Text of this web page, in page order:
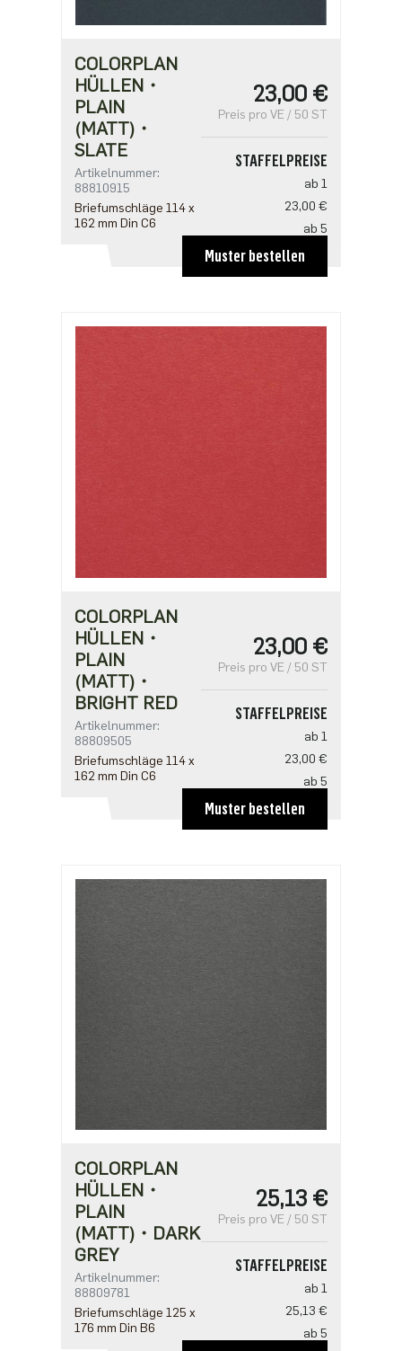
COLORPLAN
HÜLLEN・
PLAIN
(MATT)・
SLATE
Artikelnummer:
88810915
Briefumschläge 114 x
162 mm Din C6
23,00 €
Preis pro VE / 50 ST
STAFFELPREISE
ab 1
23,00 €
ab 5
18,40 €
Muster bestellen
COLORPLAN
HÜLLEN・
PLAIN
(MATT)・
BRIGHT RED
Artikelnummer:
88809505
Briefumschläge 114 x
162 mm Din C6
23,00 €
Preis pro VE / 50 ST
STAFFELPREISE
ab 1
23,00 €
ab 5
18,40 €
Muster bestellen
COLORPLAN
HÜLLEN・
PLAIN
(MATT)・DARK
GREY
Artikelnummer:
88809781
Briefumschläge 125 x
176 mm Din B6
25,13 €
Preis pro VE / 50 ST
STAFFELPREISE
ab 1
25,13 €
ab 5